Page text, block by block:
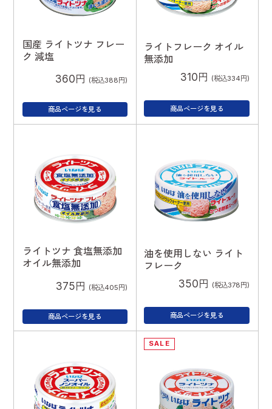
国産 ライトツナ フレー
ク 減塩
360円 (税込388円)
商品ページを見る
ライトフレーク オイル
無添加
310円 (税込334円)
商品ページを見る
ライトツナ 食塩無添加
オイル無添加
375円 (税込405円)
商品ページを見る
油を使用しない ライト
フレーク
350円 (税込378円)
商品ページを見る
SALE